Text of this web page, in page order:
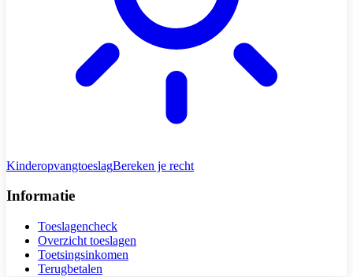
KinderopvangtoeslagBereken je recht
Informatie
Toeslagencheck
Overzicht toeslagen
Toetsingsinkomen
Terugbetalen